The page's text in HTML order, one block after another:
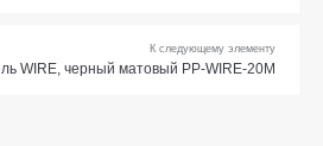
К следующему элементу
WIRE, черный матовый PP-WIRE-20M